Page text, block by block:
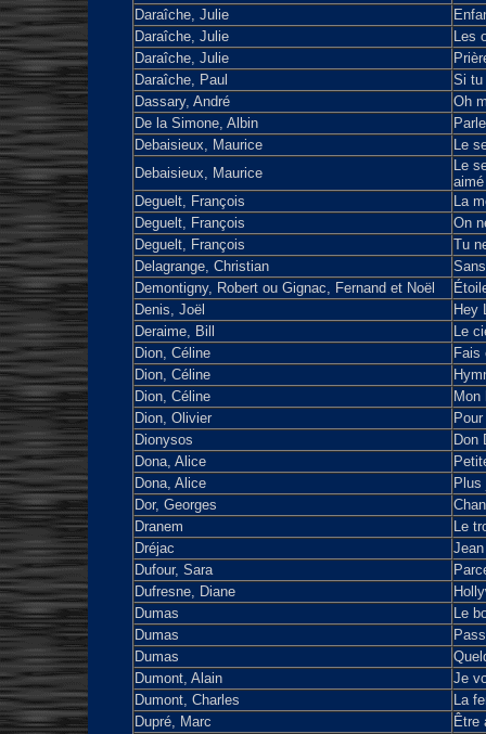
Daraîche, Julie
Daraîche, Julie
Les
Daraîche, Julie
Daraîche, Paul
Si tu
Dassary, André
Oh
De la Simone, Albin
Debaisieux, Maurice
Le
Debaisieux, Maurice
Le
aimé
Deguelt, François
La
Deguelt, François
On
Deguelt, François
Tu
Delagrange, Christian
Demontigny, Robert ou Gignac, Fernand et Noël
Denis, Joël
Hey
Deraime, Bill
Le
Dion, Céline
Fais
Dion, Céline
Dion, Céline
Mon
Dion, Olivier
Dionysos
Don
Dona, Alice
Dona, Alice
Plus
Dor, Georges
Dranem
Le
Dréjac
Jean
Dufour, Sara
Dufresne, Diane
Dumas
Le
Dumas
Dumas
Dumont, Alain
Je
Dumont, Charles
La
Dupré, Marc
Être